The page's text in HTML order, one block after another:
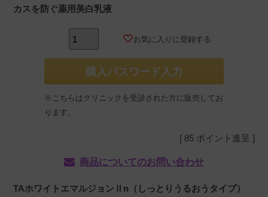
カスを防ぐ薬用美白乳液
お気に入りに登録する
購入パスワード入力
※こちらはクリニックを受診された方に販売してお
ります。
[ 85 ポイント進呈 ]
商品についてのお問い合わせ
TAホワイトエマルジョンⅡn（しっとりうるおうタイプ）